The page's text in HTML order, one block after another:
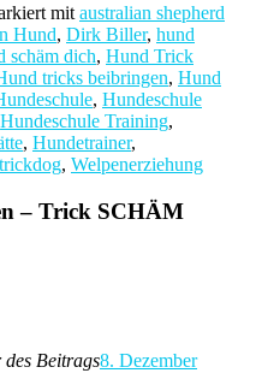
mit australian shepherd
Hund, Dirk Biller, hund
schäm dich, Hund Trick
tricks beibringen, Hund
, Hundeschule
Hundeschule Training,
, Hundetrainer,
trickdog, Welpenerziehung
– Trick SCHÄM
Beitrags8. Dezember